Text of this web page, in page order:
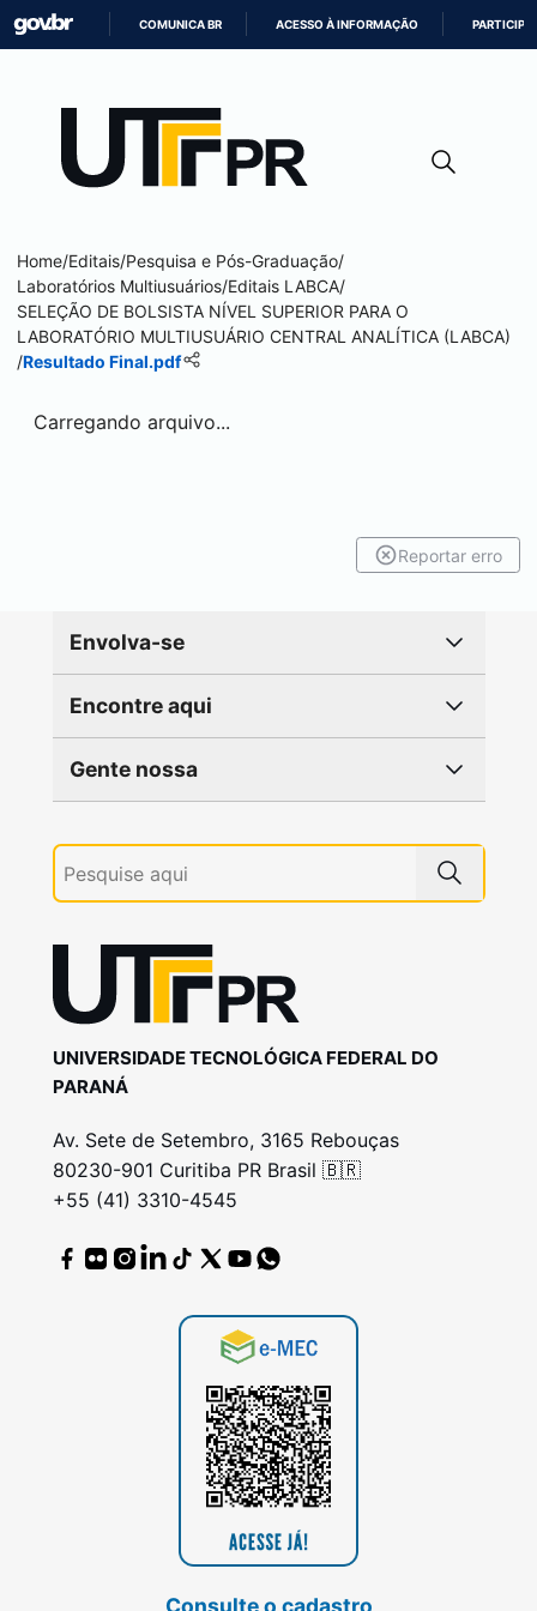
CONTEÚDO
COMUNICA BR ACESSO À INFORMAÇÃO PARTICIPE
Home/Editais/Pesquisa e Pós-Graduação/
Laboratórios Multiusuários/Editais LABCA/
SELEÇÃO DE BOLSISTA NÍVEL SUPERIOR PARA O
LABORATÓRIO MULTIUSUÁRIO CENTRAL ANALÍTICA (LABCA)
/Resultado Final.pdf
Carregando arquivo...
Reportar erro
Envolva-se
Encontre aqui
Gente nossa
UNIVERSIDADE TECNOLÓGICA FEDERAL DO
PARANÁ
Av. Sete de Setembro, 3165 Rebouças
80230-901 Curitiba PR Brasil 🇧🇷
+55 (41) 3310-4545
Consulte o cadastro